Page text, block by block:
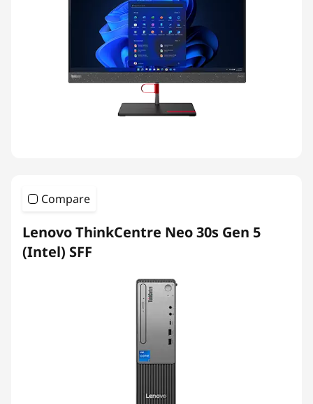
Compare
Lenovo ThinkCentre Neo 30s Gen 5
(Intel) SFF